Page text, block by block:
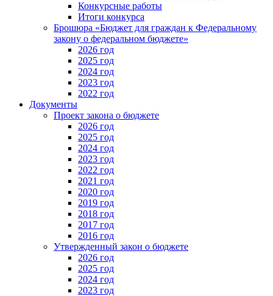
Конкурсные работы
Итоги конкурса
Брошюра «Бюджет для граждан к Федеральному
закону о федеральном бюджете»
2026 год
2025 год
2024 год
2023 год
2022 год
Документы
Проект закона о бюджете
2026 год
2025 год
2024 год
2023 год
2022 год
2021 год
2020 год
2019 год
2018 год
2017 год
2016 год
Утвержденный закон о бюджете
2026 год
2025 год
2024 год
2023 год